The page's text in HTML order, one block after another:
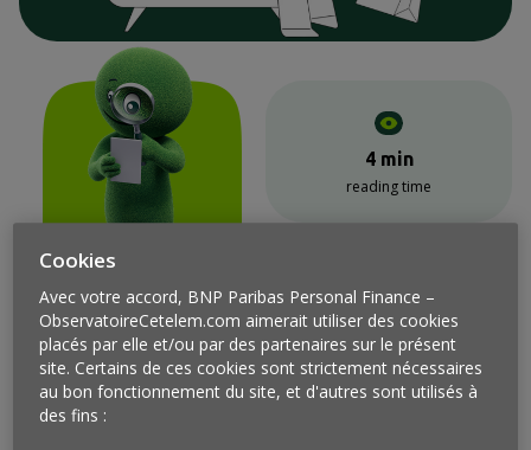
4 min
reading time
Une pratique plus que jamais
Cookies
Avec votre accord, BNP Paribas Personal Finance –
ObservatoireCetelem.com aimerait utiliser des cookies
placés par elle et/ou par des partenaires sur le présent
site. Certains de ces cookies sont strictement nécessaires
au bon fonctionnement du site, et d'autres sont utilisés à
des fins :